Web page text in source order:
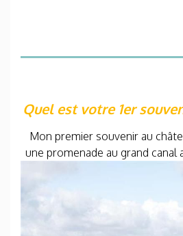
Quel est votre 1er
Mon premier souvenir au
une promenade au grand canal